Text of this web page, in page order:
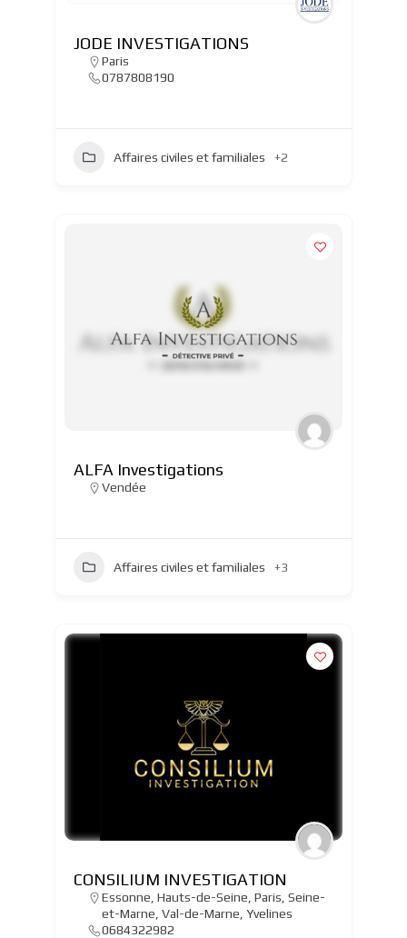
JODE INVESTIGATIONS
Paris
0787808190
Affaires civiles et familiales +2
ALFA Investigations
Vendée
Affaires civiles et familiales +3
CONSILIUM INVESTIGATION
Essonne Hauts-de-Seine Paris Seine-
et-Marne Val-de-Marne Yvelines
0684322982